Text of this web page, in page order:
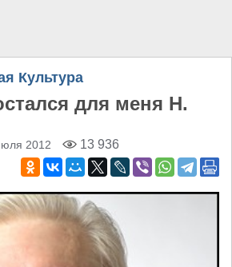
Культура
для меня Н.
2012 13 936